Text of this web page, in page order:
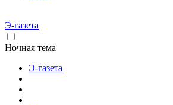
Э-газета
Ночная тема
Э-газета